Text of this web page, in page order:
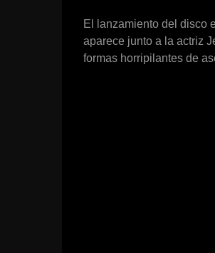
El lanzamiento del disco
aparece junto a la actriz
formas horripilantes de